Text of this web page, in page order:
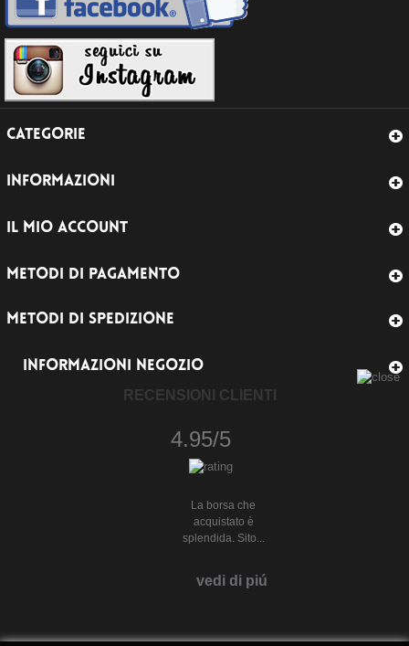
CATEGORIE
INFORMAZIONI
IL MIO ACCOUNT
METODI DI PAGAMENTO
METODI DI SPEDIZIONE
INFORMAZIONI NEGOZIO
RECENSIONI CLIENTI
4.95/5
La borsa che
acquistato è
splendida. Sito...
vedi di piú